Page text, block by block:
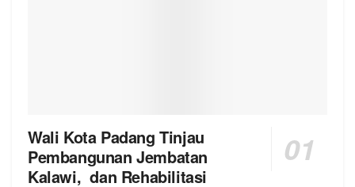
Wali Kota Padang Tinjau
Pembangunan Jembatan
Kalawi, dan Rehabilitasi